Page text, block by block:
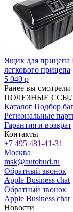
Ящик для прицепа
легкового прицепа
5 040 p
Ранее вы смотрели
ПОЛЕЗНЫЕ
Каталог Подбор
Региональные
Гарантия и возврат
Контакты
+7 495 481-41-31
Москва
msk@autobud.ru
Обратный звонок
Apple Business chat
Обратный звонок
Apple Business chat
Новости